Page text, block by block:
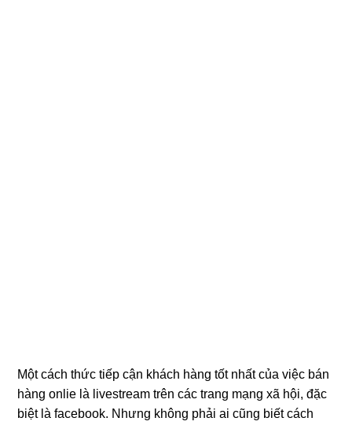
Một cách thức tiếp cận khách hàng tốt nhất của việc bán
hàng onlie là livestream trên các trang mạng xã hội, đặc
biệt là facebook. Nhưng không phải ai cũng biết cách